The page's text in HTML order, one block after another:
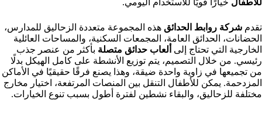
تقدم شركة روابط الحدائق هذه المجموعة متعددة الزحاليق للمدارس،
الحضانات، الحدائق العامة، المجمعات السكنية، والمساحات العائلية
الخارجية التي تحتاج إلى ألعاب حدائق متصلة بأكثر من عنصر جذب
رئيسي. من خلال التصميم، يتم توزيع الأنشطة على كامل الهيكل بدلًا
من تجميعها في زاوية واحدة ضيقة، وهذا يصنع فرقًا حقيقيًا في الأماكن
المزدحمة. يمكن للأطفال التنقل بين المنصات المرتفعة، اختيار مخارج
مختلفة للزحاليق، والبقاء نشطين لفترة أطول بسبب تنوع الخيارات.